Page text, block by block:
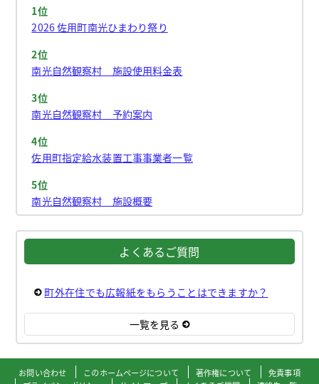
1位
2026 佐用町南光ひまわり祭り
2位
南光自然観察村 施設使用料金表
3位
南光自然観察村 予約案内
4位
佐用町指定給水装置工事事業者一覧
5位
南光自然観察村 施設概要
よくあるご質問
町外在住でも広報紙をもらうことはできますか？
一覧を見る
お問い合わせ このホームページについて 著作権について
免責事項